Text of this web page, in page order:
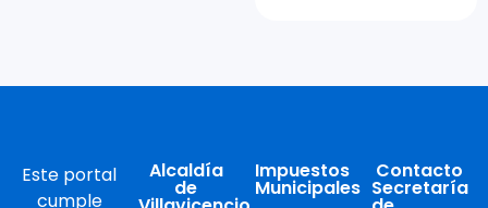
Este portal
cumple
Alcaldía
de
Impuestos
Municipales
Contacto
Secretaría